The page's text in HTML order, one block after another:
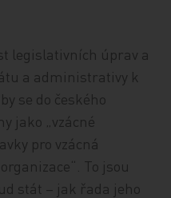
legislativních úprav a
a administrativy k
se do českého
jako „vzácné
pro vzácná
To jsou
stát – jak řada jeho